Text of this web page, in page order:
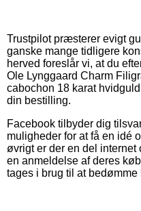
Trustpilot præsterer evigt
ganske mange tidligere
herved foreslår vi, at du
Ole Lynggaard Charm
cabochon 18 karat
din bestilling.
Facebook tilbyder dig
muligheder for at få en idé
øvrigt er der en del
en anmeldelse af deres
tages i brug til at